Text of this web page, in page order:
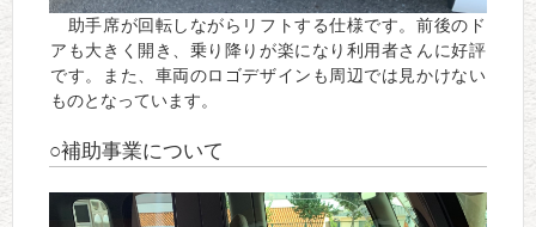
助手席が回転しながらリフトする仕様です。前後のド
アも大きく開き、乗り降りが楽になり利用者さんに好評
です。また、車両のロゴデザインも周辺では見かけない
ものとなっています。
○補助事業について